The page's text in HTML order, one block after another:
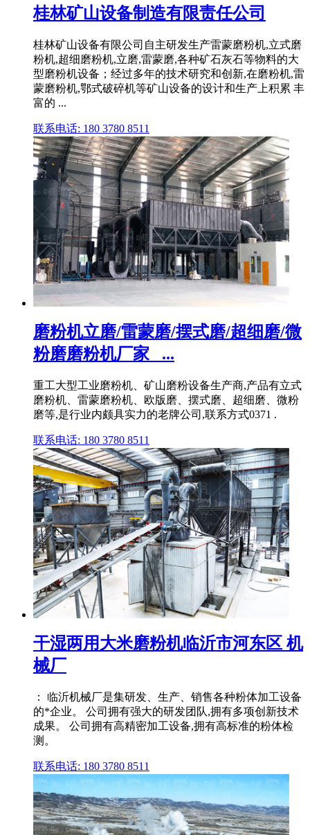
桂林矿山设备制造有限责任公司
桂林矿山设备有限公司自主研发生产雷蒙磨粉机,立式磨
粉机,超细磨粉机,立磨,雷蒙磨,各种矿石灰石等物料的大
型磨粉机设备；经过多年的技术研究和创新,在磨粉机,雷
蒙磨粉机,鄂式破碎机等矿山设备的设计和生产上积累 丰
富的 ...
联系电话: 180 3780 8511
磨粉机立磨/雷蒙磨/摆式磨/超细磨/微
粉磨磨粉机厂家_ ...
重工大型工业磨粉机、矿山磨粉设备生产商,产品有立式
磨粉机、雷蒙磨粉机、欧版磨、摆式磨、超细磨、微粉
磨等,是行业内颇具实力的老牌公司,联系方式0371 .
联系电话: 180 3780 8511
干湿两用大米磨粉机临沂市河东区 机
械厂
： 临沂机械厂是集研发、生产、销售各种粉体加工设备
的*企业。 公司拥有强大的研发团队,拥有多项创新技术
成果。 公司拥有高精密加工设备,拥有高标准的粉体检
测。
联系电话: 180 3780 8511